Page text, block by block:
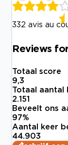
332 avis au
Reviews
Totaal score
9,3
Totaal aantal
2.151
Beveelt ons
97%
Aantal keer
44.903